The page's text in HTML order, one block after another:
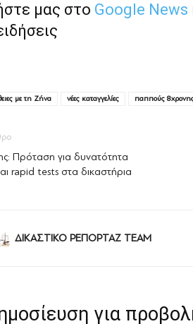
μας στο Google News
με τη Ζήνα νέες καταγγελίες παππούς
Πρόταση για δυνατότητα
rapid tests στα δικαστήρια
ΔΙΚΑΣΤΙΚΟ ΡΕΠΟΡΤΑΖ TEAM
για